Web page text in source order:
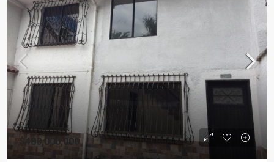
$480,000,000